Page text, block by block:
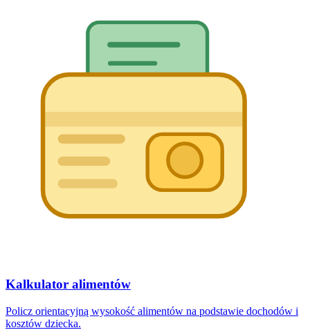
Kalkulator alimentów
Policz orientacyjną wysokość alimentów na podstawie dochodów i
kosztów dziecka.